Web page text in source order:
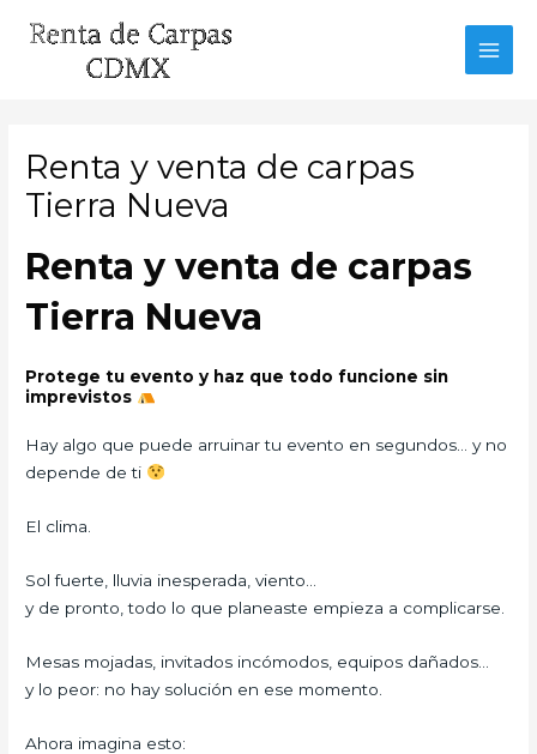
Renta y venta de carpas
Tierra Nueva
Renta y venta de carpas
Tierra Nueva
Protege tu evento y haz que todo funcione sin
imprevistos
Hay algo que puede arruinar tu evento en segundos… y no
depende de ti
El clima.
Sol fuerte, lluvia inesperada, viento…
y de pronto, todo lo que planeaste empieza a complicarse.
Mesas mojadas, invitados incómodos, equipos dañados…
y lo peor: no hay solución en ese momento.
Ahora imagina esto: